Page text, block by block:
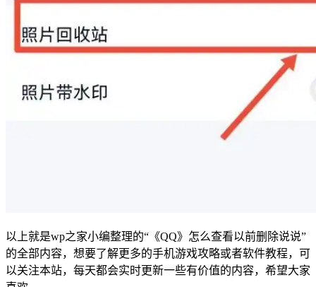
以上就是wp之家小编整理的“ 《QQ》怎么查看以前删除说说”
的全部内容，想要了解更多的手机游戏攻略或者软件教程，可
以关注本站，每天都会实时更新一些有价值的内容，希望大家